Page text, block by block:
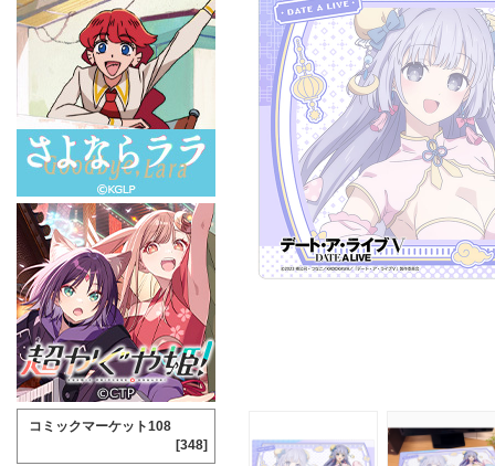
コミックマーケット108
[348]